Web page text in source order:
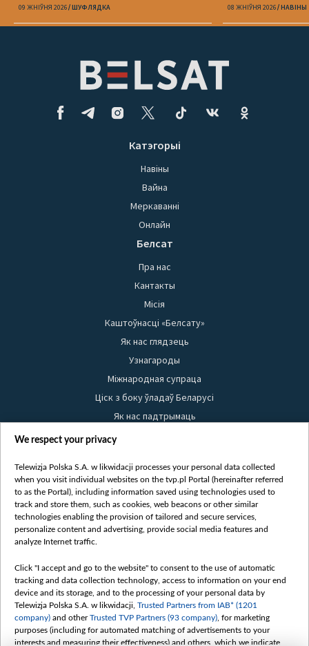
09 ЖНІЎНЯ 2026 ШУФЛЯДКА 08 ЖНІЎНЯ 2026 НАВІНЫ
Катэгорыі
Навіны
Вайна
Меркаванні
Онлайн
Белсат
Пра нас
Кантакты
Місія
Каштоўнасці «Белсату»
Як нас глядзець
Узнагароды
Міжнародная супраца
Ціск з боку ўладаў Беларусі
Як нас падтрымаць
Правілы выкарыстання матэрыялаў
Бяспека
Youtube
Белсат news
Белсат Shorts
Жэстачайшы мульт
Belsat English
Biełsat PL
Белсат Now
We respect your privacy
Telewizja Polska S.A. w likwidacji processes your personal data collected
when you visit individual websites on the tvp.pl Portal (hereinafter referred
to as the Portal), including information saved using technologies used to
track and store them, such as cookies, web beacons or other similar
technologies enabling the provision of tailored and secure services,
personalize content and advertising, provide social media features and
analyze Internet traffic.
Click "I accept and go to the website" to consent to the use of automatic
tracking and data collection technology, access to information on your end
device and its storage, and to the processing of your personal data by
Telewizja Polska S.A. w likwidacji, Trusted Partners from IAB* (1201
company) and otherTrusted TVP Partners (93 company) , for marketing
purposes (including for automated matching of advertisements to your
interests and measuring their effectiveness) and others, which we indicate